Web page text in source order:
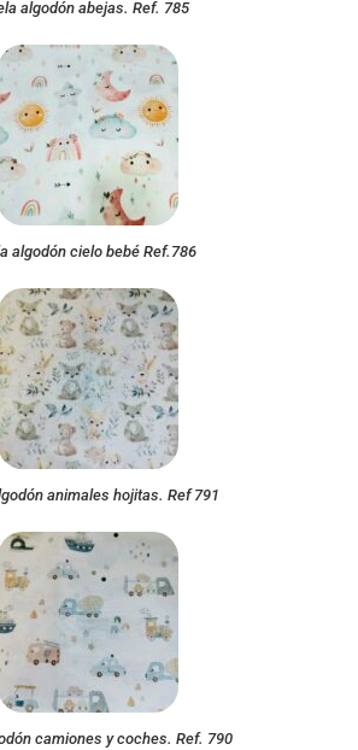
algodón abejas. Ref. 785
algodón cielo bebé Ref.786
animales hojitas. Ref 791
camiones y coches. Ref. 790